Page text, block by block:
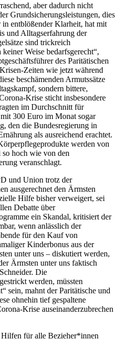
aber dadurch nicht
Grundsicherungsleistungen, dies
entblößender Klarheit, hat mit
und Alltagserfahrung der
sind trickreich
Weise bedarfsgerecht“,
des Paritätischen
Zeiten wie jetzt während
beschämenden Armutssätze
sondern bittere,
Krise sticht insbesondere
im Durchschnitt für
300 Euro im Monat sogar
den die Bundesregierung in
als ausreichend erachtet.
werden von
hoch wie von den
veranschlagt.
und Union trotz der
ausgerechnet den Ärmsten
Hilfe bisher verweigert, sei
Debatte über
ein Skandal, kritisiert der
wenn anlässlich der
für den Kauf von
Kinderbonus aus der
unter uns – diskutiert werden,
Ärmsten unter uns faktisch
Die
werden, müssten
sein, mahnt der Paritätische und
ohnehin tief gespaltene
Krise auseinanderzubrechen
für alle Bezieher*innen